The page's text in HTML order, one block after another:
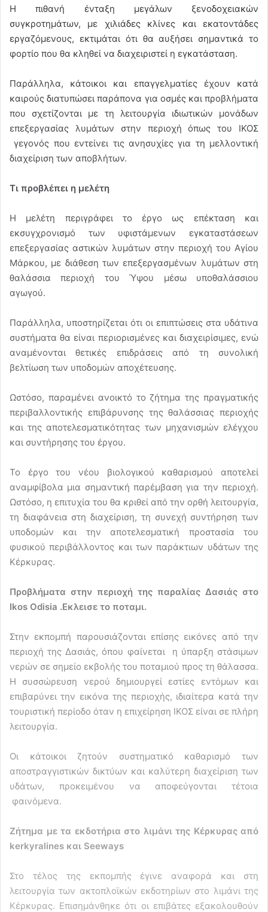
Η πιθανή ένταξη μεγάλων ξενοδοχειακών
συγκροτημάτων, με χιλιάδες κλίνες και εκατοντάδες
εργαζόμενους, εκτιμάται ότι θα αυξήσει σημαντικά το
φορτίο που θα κληθεί να διαχειριστεί η εγκατάσταση.
Παράλληλα, κάτοικοι και επαγγελματίες έχουν κατά
καιρούς διατυπώσει παράπονα για οσμές και προβλήματα
που σχετίζονται με τη λειτουργία ιδιωτικών μονάδων
επεξεργασίας λυμάτων στην περιοχή όπως του ΙΚΟΣ
γεγονός που εντείνει τις ανησυχίες για τη μελλοντική
διαχείριση των αποβλήτων.
Τι προβλέπει η μελέτη
Η μελέτη περιγράφει το έργο ως επέκταση και
εκσυγχρονισμό των υφιστάμενων εγκαταστάσεων
επεξεργασίας αστικών λυμάτων στην περιοχή του Αγίου
Μάρκου, με διάθεση των επεξεργασμένων λυμάτων στη
θαλάσσια περιοχή του Ύψου μέσω υποθαλάσσιου
αγωγού.
Παράλληλα, υποστηρίζεται ότι οι επιπτώσεις στα υδάτινα
συστήματα θα είναι περιορισμένες και διαχειρίσιμες, ενώ
αναμένονται θετικές επιδράσεις από τη συνολική
βελτίωση των υποδομών αποχέτευσης.
Ωστόσο, παραμένει ανοικτό το ζήτημα της πραγματικής
περιβαλλοντικής επιβάρυνσης της θαλάσσιας περιοχής
και της αποτελεσματικότητας των μηχανισμών ελέγχου
και συντήρησης του έργου.
Το έργο του νέου βιολογικού καθαρισμού αποτελεί
αναμφίβολα μια σημαντική παρέμβαση για την περιοχή.
Ωστόσο, η επιτυχία του θα κριθεί από την ορθή λειτουργία,
τη διαφάνεια στη διαχείριση, τη συνεχή συντήρηση των
υποδομών και την αποτελεσματική προστασία του
φυσικού περιβάλλοντος και των παράκτιων υδάτων της
Κέρκυρας.
Προβλήματα στην περιοχή της παραλίας Δασιάς στο
Ikos Odisia .Εκλεισε το ποταμι.
Στην εκπομπή παρουσιάζονται επίσης εικόνες από την
περιοχή της Δασιάς, όπου φαίνεται η ύπαρξη στάσιμων
νερών σε σημείο εκβολής του ποταμιού προς τη θάλασσα.
Η συσσώρευση νερού δημιουργεί εστίες εντόμων και
επιβαρύνει την εικόνα της περιοχής, ιδιαίτερα κατά την
τουριστική περίοδο όταν η επιχείρηση ΙΚΟΣ είναι σε πλήρη
λειτουργία.
Οι κάτοικοι ζητούν συστηματικό καθαρισμό των
αποστραγγιστικών δικτύων και καλύτερη διαχείριση των
υδάτων, προκειμένου να αποφεύγονται τέτοια
φαινόμενα.
Ζήτημα με τα εκδοτήρια στο λιμάνι της Κέρκυρας από
kerkyralines και Seeways
Στο τέλος της εκπομπής έγινε αναφορά και στη
λειτουργία των ακτοπλοϊκών εκδοτηρίων στο λιμάνι της
Κέρκυρας. Επισημάνθηκε ότι οι επιβάτες εξακολουθούν